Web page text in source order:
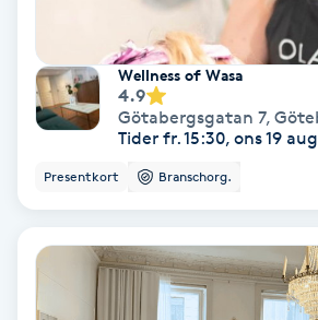
Skäggfärgning
Wellness of Wasa
4.9
Götabergsgatan 7,
Tider fr. 15:30, ons 19
Presentkort Branschorg.